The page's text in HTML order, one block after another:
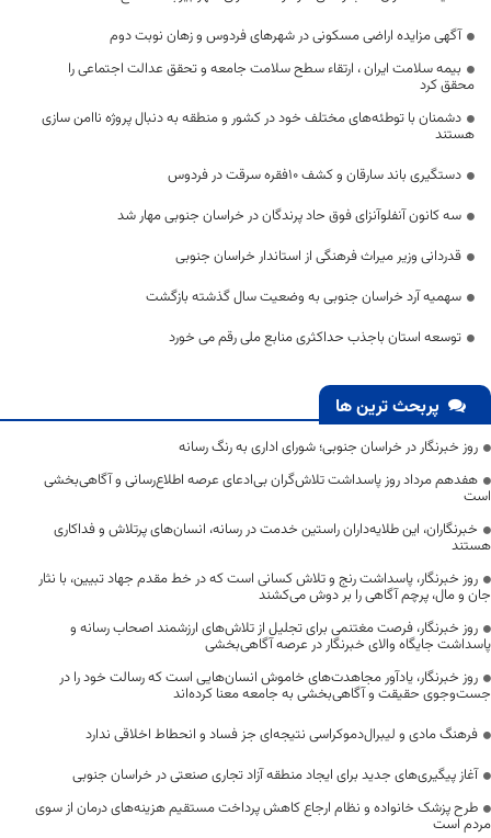
آگهی مزایده اراضی مسکونی در شهرهای فردوس و زهان نوبت دوم
بیمه سلامت ایران ، ارتقاء سطح سلامت جامعه و تحقق عدالت اجتماعی را
محقق کرد
دشمنان با توطئه‌های مختلف خود در کشور و منطقه به دنبال پروژه ناامن سازی
هستند
دستگیری باند سارقان و کشف ۱۰فقره سرقت در فردوس
سه کانون آنفلوآنزای فوق حاد پرندگان در خراسان جنوبی مهار شد
قدردانی وزیر میراث فرهنگی از استاندار خراسان جنوبی
سهمیه آرد خراسان جنوبی به وضعیت سال گذشته بازگشت
توسعه استان باجذب حداکثری منابع ملی رقم می خورد
پربحث ترین ها
روز خبرنگار در خراسان جنوبی؛ شورای اداری به رنگ رسانه
هفدهم مرداد روز پاسداشت تلاش‌گران بی‌ادعای عرصه اطلاع‌رسانی و آگاهی‌بخشی
است
خبرنگاران، این طلایه‌داران راستین خدمت در رسانه، انسان‌های پرتلاش و فداکاری
هستند
روز خبرنگار، پاسداشت رنج و تلاش کسانی است که در خط مقدم جهاد تبیین، با نثار
جان و مال، پرچم آگاهی را بر دوش می‌کشند
روز خبرنگار، فرصت مغتنمی برای تجلیل از تلاش‌های ارزشمند اصحاب رسانه و
پاسداشت جایگاه والای خبرنگار در عرصه آگاهی‌بخشی
روز خبرنگار، یادآور مجاهدت‌های خاموش انسان‌هایی است که رسالت خود را در
جست‌وجوی حقیقت و آگاهی‌بخشی به جامعه معنا کرده‌اند
فرهنگ مادی و لیبرال‌دموکراسی نتیجه‌ای جز فساد و انحطاط اخلاقی ندارد
آغاز پیگیری‌های جدید برای ایجاد منطقه آزاد تجاری صنعتی در خراسان جنوبی
طرح پزشک خانواده و نظام ارجاع کاهش پرداخت مستقیم هزینه‌های درمان از سوی
مردم است